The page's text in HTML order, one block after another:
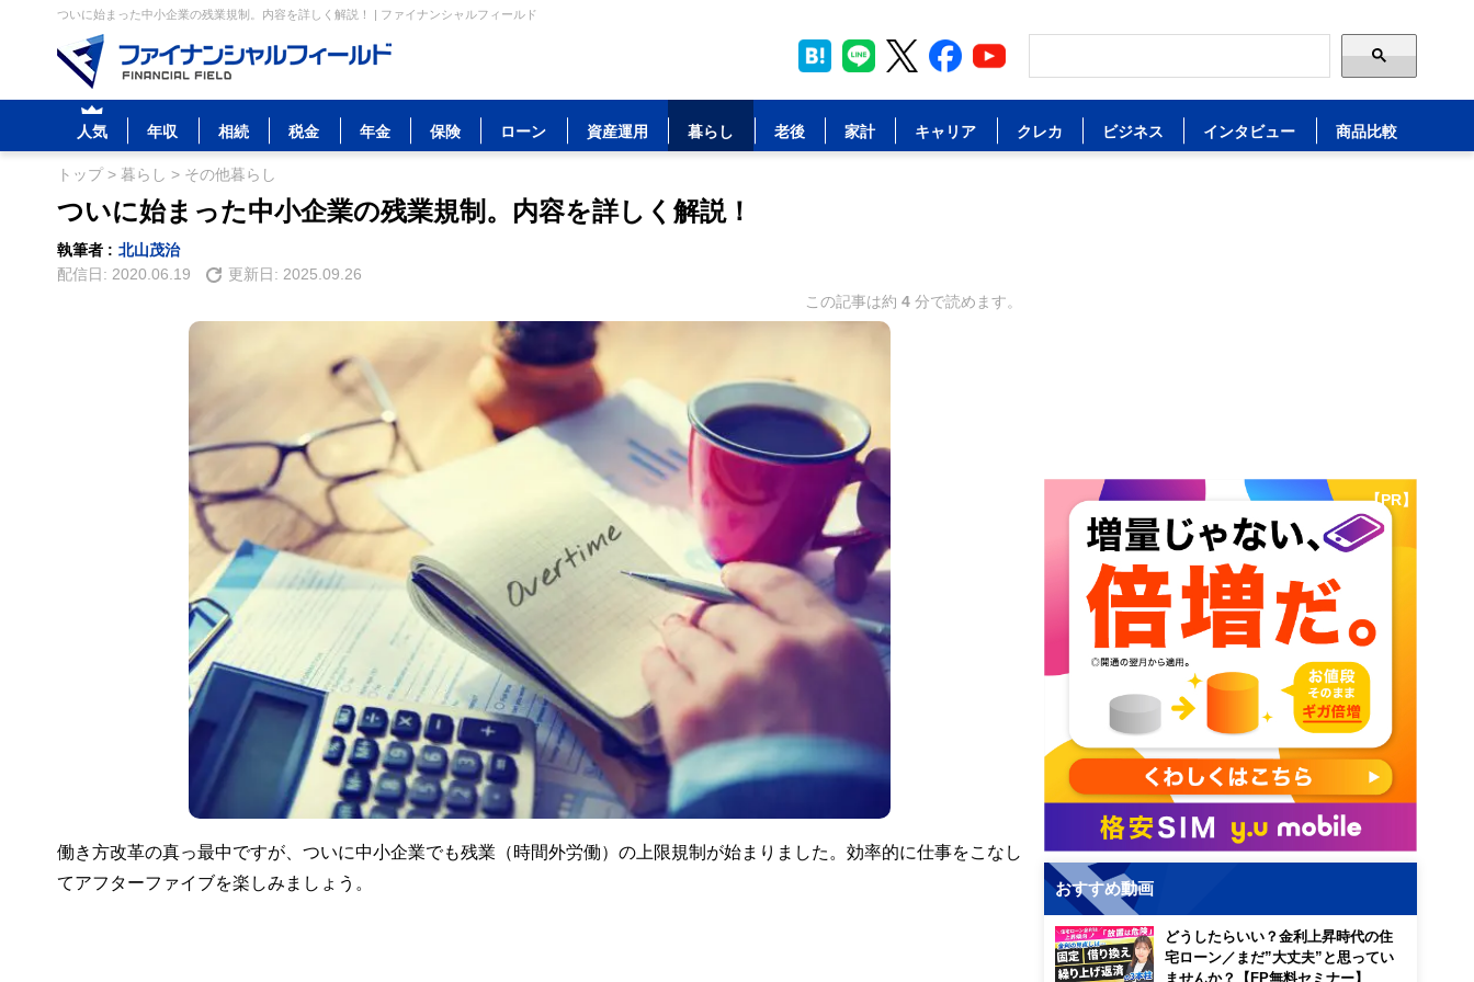
ついに始まった中小企業の残業規制。内容を詳しく解説！ | ファイナンシャルフィールド
人気 年収 相続 税金 年金 保険 ローン 資産運用 暮らし 老後 家計 キャリア クレカ ビジネス インタビュー 商品比較
トップ> 暮らし > その他暮らし
ついに始まった中小企業の残業規制。内容を詳しく解説！
執筆者 : 北山茂治
配信日: 2020.06.19 更新日: 2025.09.26
この記事は約 4 分で読めます。
働き方改革の真っ最中ですが、ついに中小企業でも残業（時間外労働）の上限規制が始まりました。効率的に仕事をこなし
てアフターファイブを楽しみましょう。
【PR】
おすすめ動画
どうしたらいい？金利上昇時代の住
宅ローン／まだ”大丈夫”と思ってい
ませんか？【FP無料セミナー】